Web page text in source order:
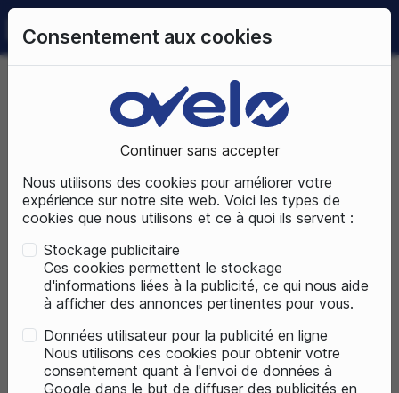
Consentement aux cookies
Continuer sans accepter
Nous utilisons des cookies pour améliorer votre
expérience sur notre site web. Voici les types de
cookies que nous utilisons et ce à quoi ils servent :
Stockage publicitaire
Ces cookies permettent le stockage
d'informations liées à la publicité, ce qui nous aide
à afficher des annonces pertinentes pour vous.
Données utilisateur pour la publicité en ligne
Nous utilisons ces cookies pour obtenir votre
consentement quant à l'envoi de données à
Google dans le but de diffuser des publicités en
09 72 50 25 70 LUNDI AU SAMEDIDE 10H À 19H
Pièces détachées
Equipement du cycliste
EQUIPEMENT DU CYCLISTE